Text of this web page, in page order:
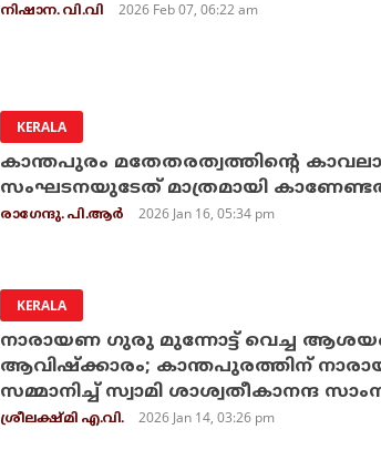
നിഷാന. വി.വി 2026 Feb 07, 06:22 am
KERALA
കാന്തപുരം മതേതരത്വത്തിന്റെ
സംഘടനയുടേത് മാത്രമായി
രാഗേന്ദു. പി.ആര്‍ 2026 Jan 16, 05:34 pm
KERALA
നാരായണ ഗുരു മുന്നോട്ട് വെച്ച
ആവിഷ്ക്കാരം; കാന്തപുരത്തിന്
സമ്മാനിച്ച് സ്വാമി ശാശ്വതീകാനന്ദ
ശ്രീലക്ഷ്മി എ.വി. 2026 Jan 14, 03:26 pm